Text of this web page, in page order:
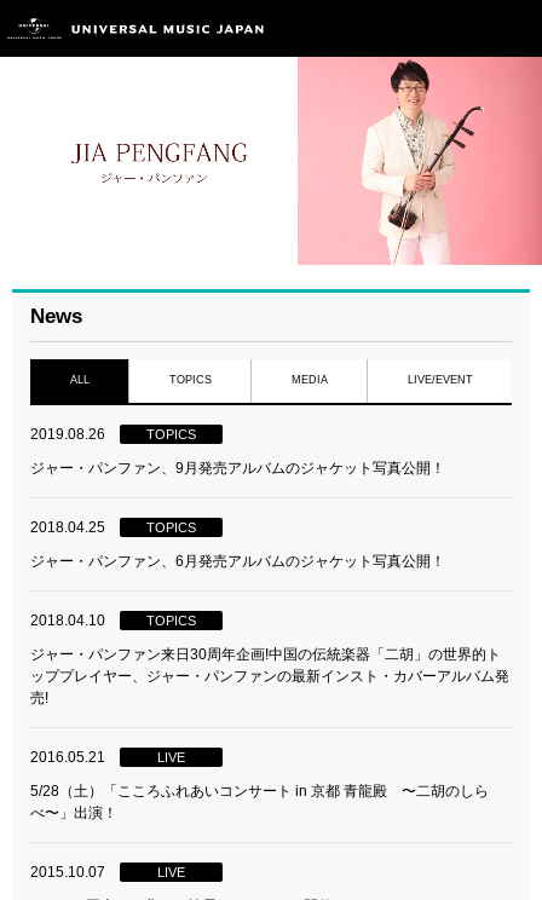
News
ALL TOPICS MEDIA LIVE/EVENT
2019.08.26 TOPICS
ジャー・パンファン、9月発売アルバムのジャケット写真公開！
2018.04.25 TOPICS
ジャー・パンファン、6月発売アルバムのジャケット写真公開！
2018.04.10 TOPICS
ジャー・パンファン来日30周年企画!中国の伝統楽器「二胡」の世界的ト
ッププレイヤー、ジャー・パンファンの最新インスト・カバーアルバム発
売!
2016.05.21 LIVE
5/28（土）「こころふれあいコンサート in 京都 青龍殿 〜二胡のしら
べ〜」出演！
2015.10.07 LIVE